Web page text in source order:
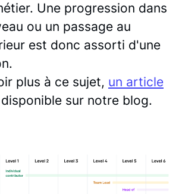
Une progression dans
ou un passage au
est donc assorti d'une
plus à ce sujet, un article
sur notre blog.